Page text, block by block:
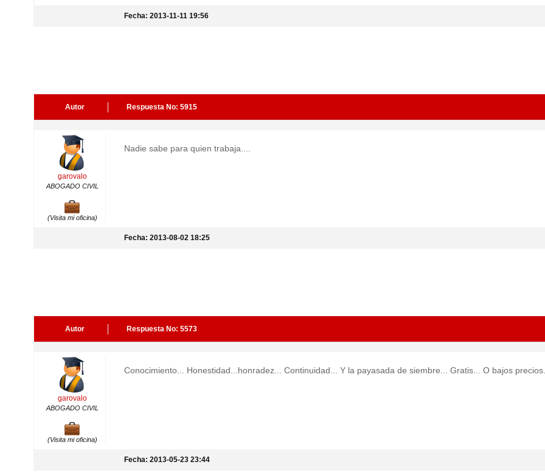
Fecha: 2013-11-11 19:56
Autor Respuesta No: 5915
garovalo
ABOGADO CIVIL
(Visita mi oficina)
Nadie sabe para quien trabaja....
Fecha: 2013-08-02 18:25
Autor Respuesta No: 5573
garovalo
ABOGADO CIVIL
(Visita mi oficina)
Conocimiento... Honestidad...honradez... Continuidad... Y la payasada de siembre... Gratis... O bajos
Fecha: 2013-05-23 23:44